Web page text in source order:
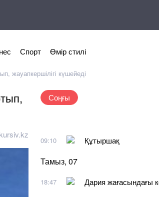
Спорт Өмір стилі
жауапкершілігі күшейеді
kursiv.kz
Соңғы
09:10 Құтыршақ
Тамыз, 07
18:47 Дария жағасындағы